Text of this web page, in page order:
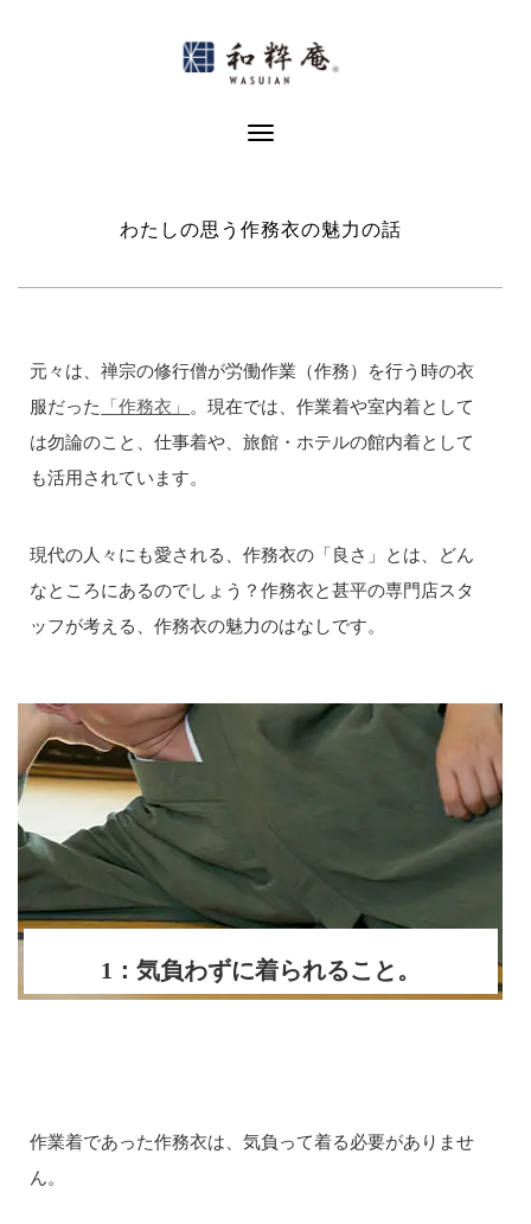
Toggle Navigation
わたしの思う作務衣の魅力の話
元々は、禅宗の修行僧が労働作業（作務）を行う時の衣
服だった
「作務衣」
。現在では、作業着や室内着として
は勿論のこと、仕事着や、旅館・ホテルの館内着として
も活用されています。
現代の人々にも愛される、作務衣の「良さ」とは、どん
なところにあるのでしょう？作務衣と甚平の専門店スタ
ッフが考える、作務衣の魅力のはなしです。
1：気負わずに着られること。
作業着であった作務衣は、気負って着る必要がありませ
ん。